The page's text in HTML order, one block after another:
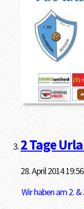
2 Tage
28. April 2014 19:56
Wir haben am 2.